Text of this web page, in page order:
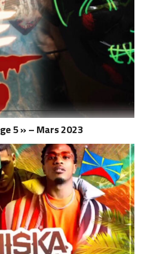
5 » – Mars 2023